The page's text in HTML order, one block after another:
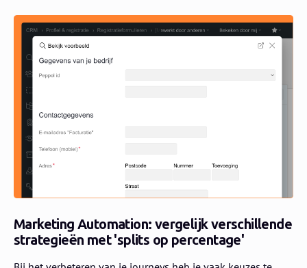
Marketing Automation: vergelijk verschillende
strategieën met 'splits op percentage'